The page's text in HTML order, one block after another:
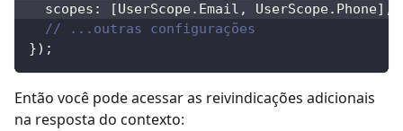
  scopes
: [UserScope. Email , UserScope. Phone] ,
// ...outras configurações
}) ;
Então você pode acessar as reivindicações adicionais
na resposta do contexto: